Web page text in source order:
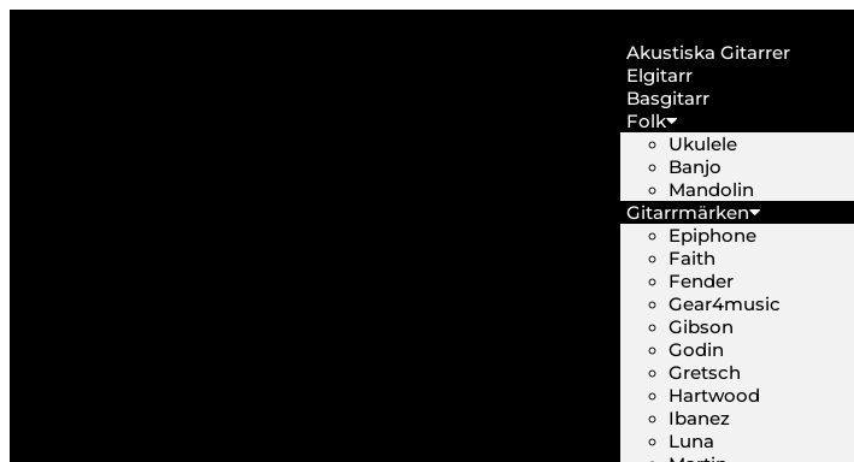
Akustiska Gitarrer
Elgitarr
Basgitarr
Folk
Ukulele
Banjo
Mandolin
Gitarrmärken
Epiphone
Faith
Fender
Gear4music
Gibson
Godin
Gretsch
Hartwood
Ibanez
Luna